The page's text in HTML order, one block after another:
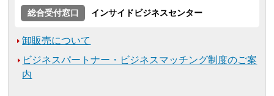
総合受付窓口
インサイドビジネスセンター
卸販売について
ビジネスパートナー・ビジネスマッチング制度のご案
内